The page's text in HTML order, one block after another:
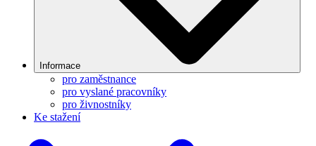
Informace
pro zaměstnance
pro vyslané pracovníky
pro živnostníky
Ke stažení